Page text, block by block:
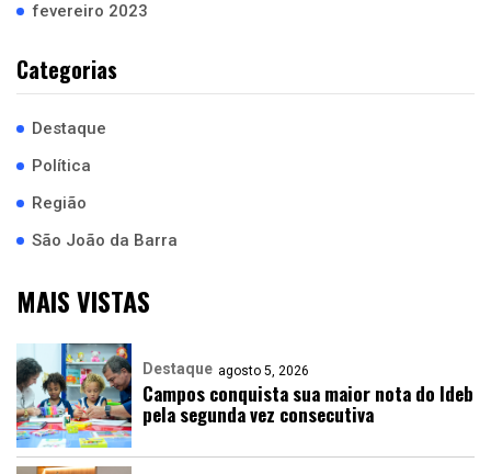
fevereiro 2023
Categorias
Destaque
Política
Região
São João da Barra
MAIS VISTAS
Destaque agosto 5, 2026
Campos conquista sua maior nota do Ideb
pela segunda vez consecutiva